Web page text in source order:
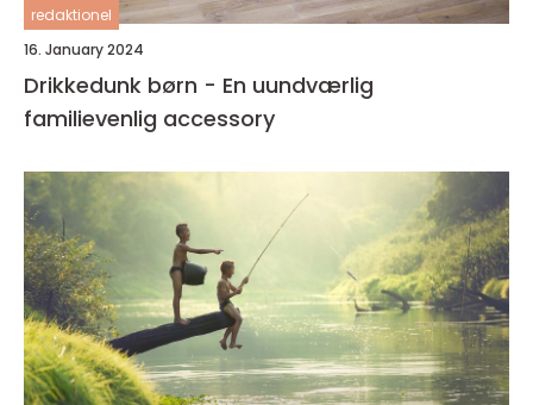
redaktionel
16. January 2024
Drikkedunk børn - En uundværlig
familievenlig accessory